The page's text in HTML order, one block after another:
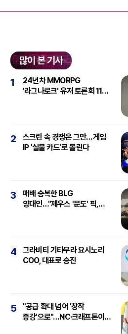
많이 본 기사
1
24년차 MMORPG
'라그나로크' 유저 토론회 11일
2
스크린 속 경쟁은 그만…게임
IP '실물 카드'로 몰린다
3
패배 승복한 BLG
양대인…"제우스 '문도' 픽,
4
그라비티 기타무라 요시노리
COO, 대표로 승진
5
"공급 확대 넘어 '창작
증강'으로"…NC·크래프톤이